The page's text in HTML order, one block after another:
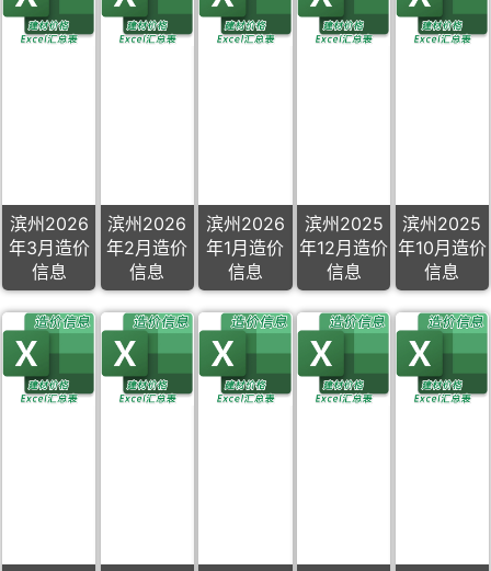
滨州2026
年3月造价
信息
滨州2026
年2月造价
信息
滨州2026
年1月造价
信息
滨州2025
年12月造价
信息
滨州2025
年10月造价
信息